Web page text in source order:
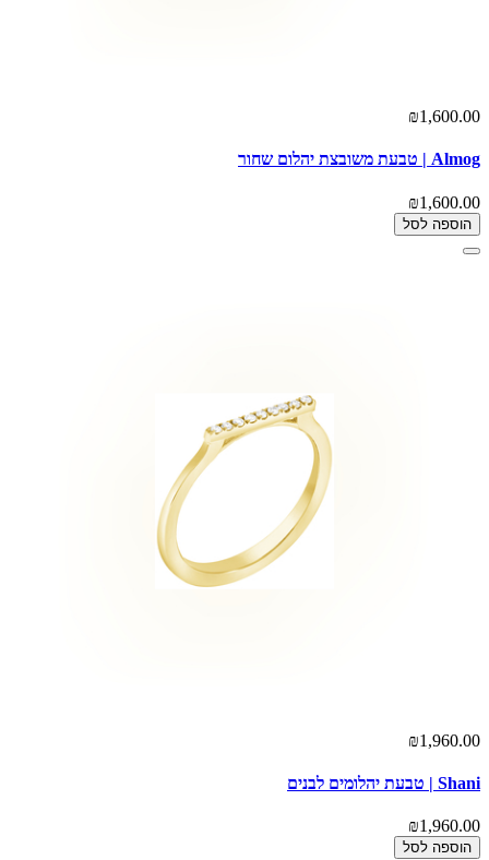
₪1,600.00
Almog | טבעת משובצת יהלום שחור
₪1,600.00
הוספה לסל
₪1,960.00
Shani | טבעת יהלומים לבנים
₪1,960.00
הוספה לסל